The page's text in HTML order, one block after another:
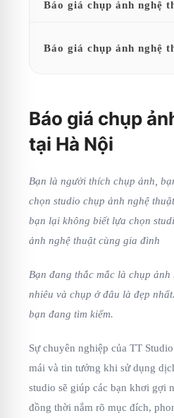
Báo giá chụp ảnh nghệ
Báo giá chụp ảnh nghệ
Báo giá chụp
tại Hà Nội
Bạn là người thích chụp ảnh,
chọn studio chụp ảnh nghệ
bạn lại không biết lựa chọn
ảnh nghệ thuật cùng gia đình
Bạn đang thắc mắc là chụp
nhiêu và chụp ở đâu là đẹp
bạn đang tìm kiếm.
Sự chuyên nghiệp của TT
mái và tin tưởng khi sử dụng
studio sẽ giúp các bạn khơi gợi
đồng thời nắm rõ mục đích,